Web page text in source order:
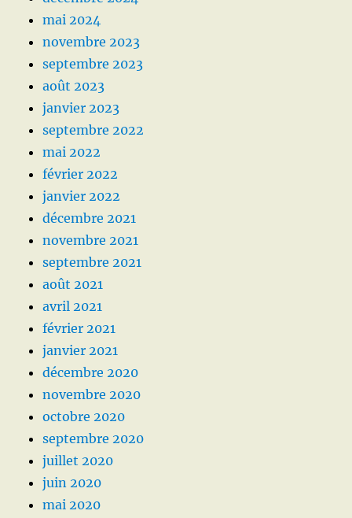
mai 2024
novembre 2023
septembre 2023
août 2023
janvier 2023
septembre 2022
mai 2022
février 2022
janvier 2022
décembre 2021
novembre 2021
septembre 2021
août 2021
avril 2021
février 2021
janvier 2021
décembre 2020
novembre 2020
octobre 2020
septembre 2020
juillet 2020
juin 2020
mai 2020